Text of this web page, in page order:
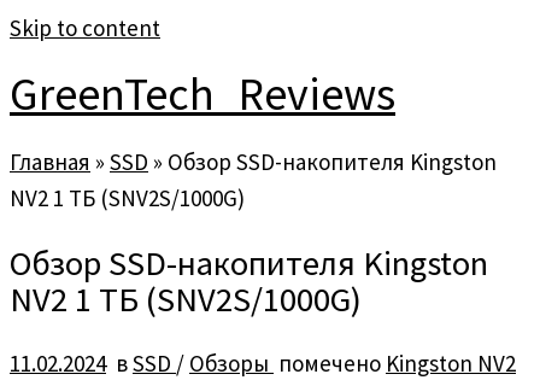
Skip to content
GreenTech_Reviews
Главная » SSD » Обзор SSD-накопителя Kingston
NV2 1 ТБ (SNV2S/1000G)
Обзор SSD-накопителя Kingston
NV2 1 ТБ (SNV2S/1000G)
11.02.2024вSSD / Обзоры помечено Kingston NV2